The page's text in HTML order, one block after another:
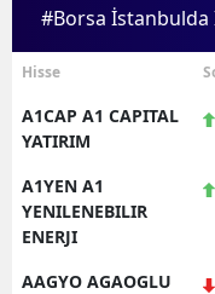
#Borsa İstanbulda
Hisse
A1CAP A1 CAPITAL
YATIRIM
A1YEN A1
YENILENEBILIR
ENERJI
AAGYO AGAOGLU